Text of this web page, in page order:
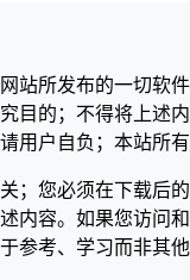
站所发布的一切软
目的；不得将上述
用户自负；本站所
；您必须在下载后
内容。如果您访问
参考、学习而非其他